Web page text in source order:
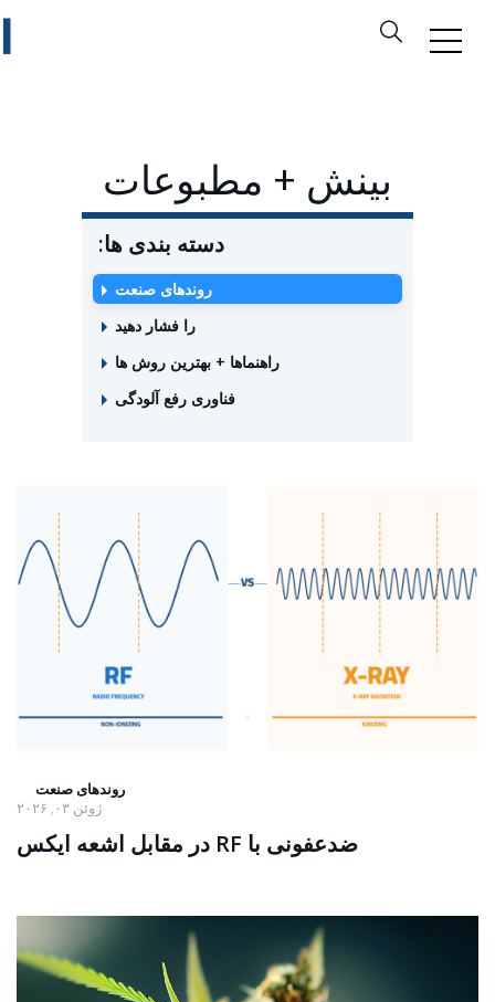
بینش + مطبوعات
دسته بندی ها:
روندهای صنعت
را فشار دهید
راهنماها + بهترین روش ها
فناوری رفع آلودگی
روندهای صنعت
ژوئن ۰۳, ۲۰۲۶
ضدعفونی با RF در مقابل اشعه ایکس